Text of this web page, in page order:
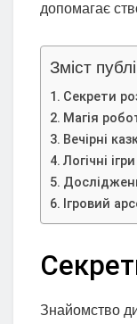
допомагає
Зміст
Секрети
Магія
Вечірні
Логічні
Ігровий
Знайомство